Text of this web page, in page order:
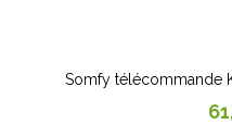
Somfy télécommande